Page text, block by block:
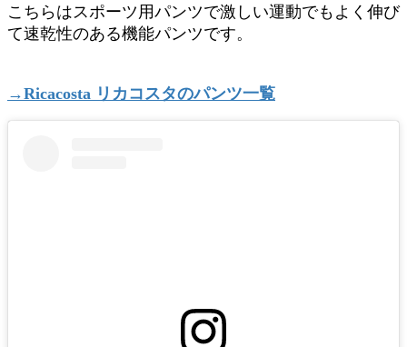
こちらはスポーツ用パンツで激しい運動でもよく伸び
て速乾性のある機能パンツです。
→Ricacosta リカコスタのパンツ一覧